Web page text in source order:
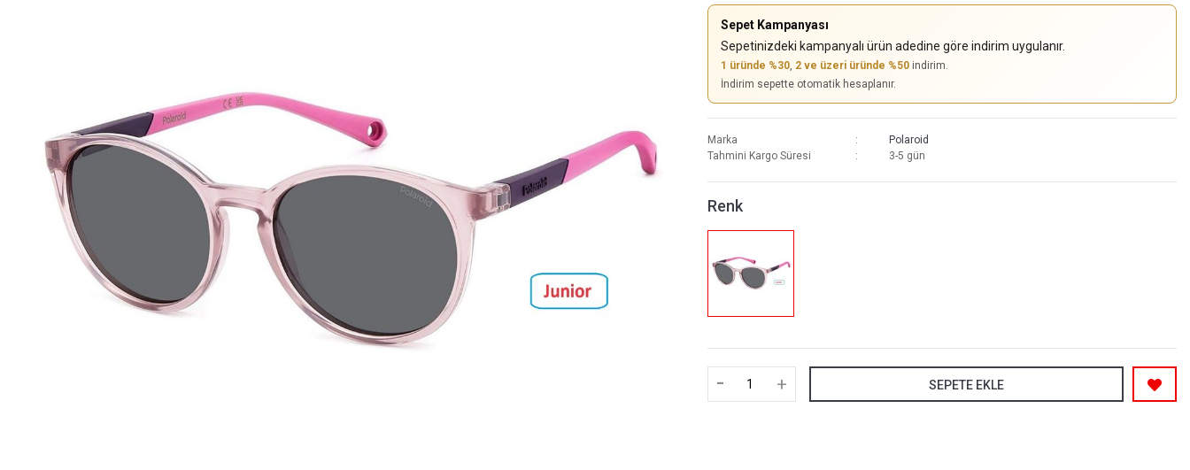
Sepet Kampanyası
Sepetinizdeki kampanyalı ürün adedine göre indirim uygulanır.
1 üründe %30, 2 ve üzeri üründe %50indirim.
İndirim sepette otomatik hesaplanır.
Marka
Polaroid
Tahmini Kargo Süresi
3-5 gün
Renk
- + SEPETE EKLE